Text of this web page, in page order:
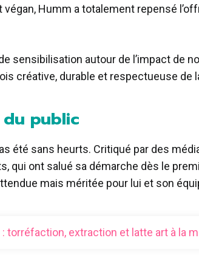
Humm a totalement repensé
sensibilisation autour de l’impact de
créative, durable et respectueuse de
public
été sans heurts. Critiqué par des
ont salué sa démarche dès le
mais méritée pour lui et son
torréfaction, extraction et latte art à la